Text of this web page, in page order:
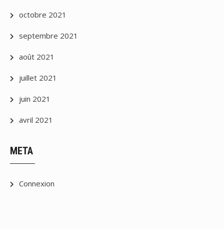
octobre 2021
septembre 2021
août 2021
juillet 2021
juin 2021
avril 2021
META
Connexion